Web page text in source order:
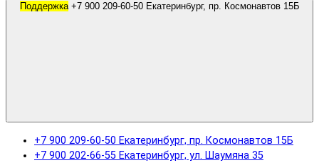
Поддержка
+7 900 209-60-50 Екатеринбург, пр. Космонавтов 15Б
+7 900 202-66-55 Екатеринбург, ул. Шаумяна 35